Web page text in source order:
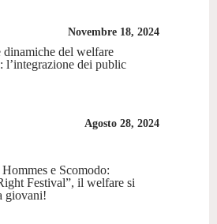
Novembre 18, 2024
dinamiche del welfare
l’integrazione dei public
Agosto 28, 2024
Hommes e Scomodo:
Festival”, il welfare si
giovani!